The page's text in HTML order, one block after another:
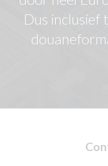
Dus inclusief